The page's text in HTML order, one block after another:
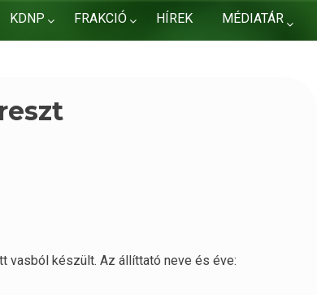
KDNP FRAKCIÓ HÍREK MÉDIATÁR
vasból készült. Az állíttató neve és éve: